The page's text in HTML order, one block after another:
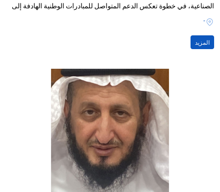
الصناعية، في خطوة تعكس الدعم المتواصل للمبادرات الوطنية الهادفة إلى
تعزيز الابتكار وريادة الأعمال، وتمكين الخريجين من تحويل أفكارهم إلى
مشاريع ناجحة ومستدامة.
-
المزيد